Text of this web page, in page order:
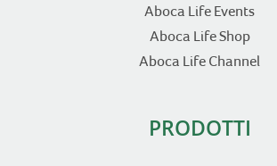
Aboca Life Events
Aboca Life Shop
Aboca Life Channel
PRODOTTI